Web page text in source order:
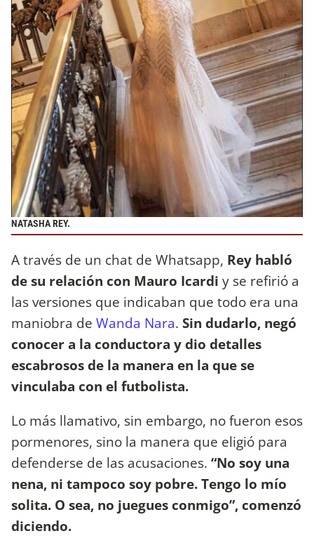
NATASHA REY.
A través de un chat de Whatsapp, Rey habló
de su relación con Mauro Icardi y se refirió a
las versiones que indicaban que todo era una
maniobra de Wanda Nara. Sin dudarlo, negó
conocer a la conductora y dio detalles
escabrosos de la manera en la que se
vinculaba con el futbolista.
Lo más llamativo, sin embargo, no fueron esos
pormenores, sino la manera que eligió para
defenderse de las acusaciones. “No soy una
nena, ni tampoco soy pobre. Tengo lo mío
solita. O sea, no juegues conmigo”, comenzó
diciendo.